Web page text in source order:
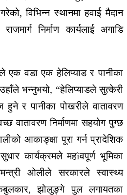
विभिन्न स्थानमा हवाई मैदान
निर्माण कार्यलाई अगाडि
एक वडा एक हेलिप्याड र पानीका
उहाँले भन्नुभयो, “हेलिप्याडले सुत्केरी
हुने र पानीका पोखरीले वातावरण
वातावरण निर्माणमा सहयोग पुग्छ
आकाङ्क्षा पूरा गर्न प्रादेशिक
कार्यक्रमले महìवपूर्ण भूमिका
ओलीले सरकारले स्वास्थ्य
केबुलकार, झोलुङ्गे पुल लगायतका